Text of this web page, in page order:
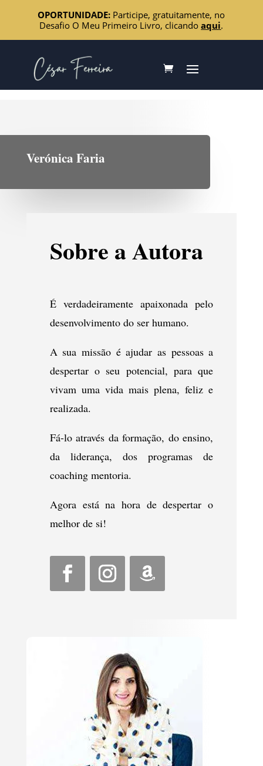
OPORTUNIDADE: Participe, gratuitamente, no
Desafio O Meu Primeiro Livro, clicandoaqui.
Verónica Faria
Sobre a Autora
É verdadeiramente apaixonada pelo
desenvolvimento do ser humano.
A sua missão é ajudar as pessoas a
despertar o seu potencial, para que
vivam uma vida mais plena, feliz e
realizada.
Fá-lo através da formação, do ensino,
da liderança, dos programas de
coaching mentoria.
Agora está na hora de despertar o
melhor de si!